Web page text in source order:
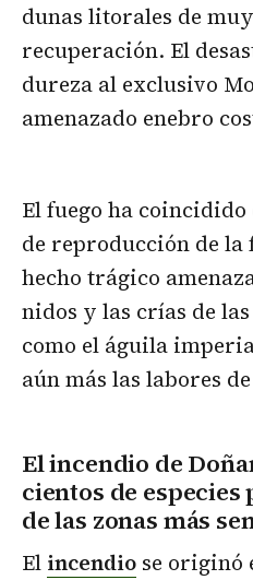
dunas litorales de
recuperación. El
dureza al exclusivo
amenazado enebro
El fuego ha
de reproducción de la
hecho trágico
nidos y las crías de
como el águila
aún más las labores
El incendio de
cientos de
de las zonas más
El incendio se originó